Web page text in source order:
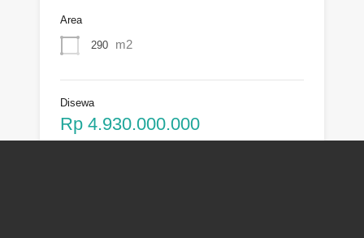
Area
290 m2
Disewa
Rp 4.930.000.000